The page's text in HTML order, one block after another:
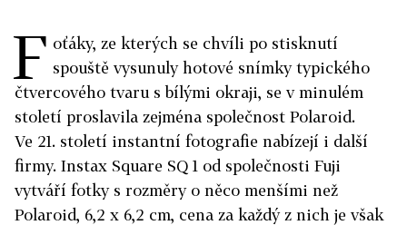
F oťáky, ze kterých se chvíli po stisknutí
spouště vysunuly hotové snímky typického
čtvercového tvaru s bílými okraji, se v minulém
století proslavila zejména společnost Polaroid.
Ve 21. století instantní fotografie nabízejí i další
firmy. Instax Square SQ 1 od společnosti Fuji
vytváří fotky s rozměry o něco menšími než
Polaroid, 6,2 x 6,2 cm, cena za každý z nich je však